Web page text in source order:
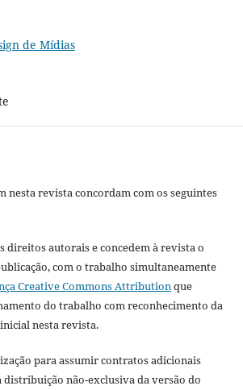
de Mídias
nesta revista concordam com os seguintes
direitos autorais e concedem à revista o
com o trabalho simultaneamente
Creative Commons Attributionque
do trabalho com reconhecimento da
nesta revista.
para assumir contratos adicionais
distribuição não-exclusiva da versão do